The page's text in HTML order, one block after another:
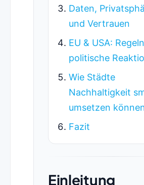
Daten,
und Vertrauen
EU & USA:
politische
Wie Städte
Nachhaltigkeit
umsetzen
Fazit
Einleitung